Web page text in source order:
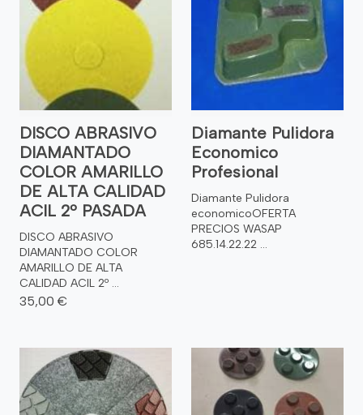
DISCO ABRASIVO
DIAMANTADO
COLOR AMARILLO
DE ALTA CALIDAD
ACIL 2º PASADA
DISCO ABRASIVO
DIAMANTADO COLOR
AMARILLO DE ALTA
CALIDAD ACIL 2º ...
35,00 €
Diamante Pulidora
Economico
Profesional
Diamante Pulidora
economicoOFERTA
PRECIOS WASAP
685.14.22.22 ...